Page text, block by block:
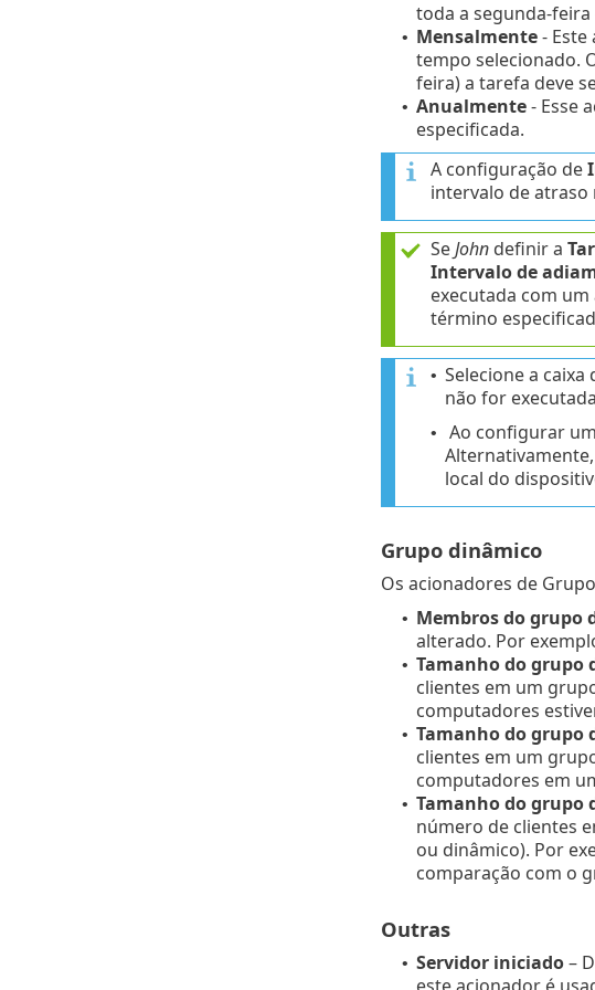
toda a segunda-
• Mensalmente- Este
tempo selecionado.
feira) a tarefa deve
• Anualmente- Esse
especificada.
A configuração de
intervalo de atraso
SeJohndefinir a
Intervalo de
executada com
término
• Selecione a caixa
não for
•
Ao configurar
local do
Grupo dinâmico
Os acionadores de
• Membros do grupo
alterado. Por
• Tamanho do grupo
clientes em um
computadores
• Tamanho do grupo
clientes em um
computadores em
• Tamanho do grupo
número de clientes
ou dinâmico). Por
comparação com o
Outras
• Servidor iniciado–